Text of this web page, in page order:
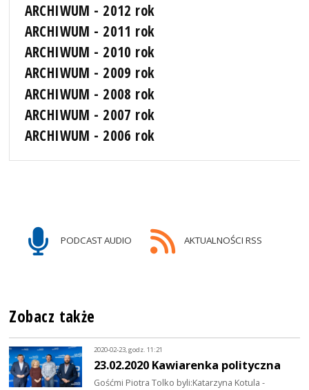
ARCHIWUM - 2012 rok
ARCHIWUM - 2011 rok
ARCHIWUM - 2010 rok
ARCHIWUM - 2009 rok
ARCHIWUM - 2008 rok
ARCHIWUM - 2007 rok
ARCHIWUM - 2006 rok
PODCAST AUDIO AKTUALNOŚCI RSS
Zobacz także
2020-02-23, godz. 11:21
23.02.2020 Kawiarenka polityczna
Gośćmi Piotra Tolko byli:Katarzyna Kotula -